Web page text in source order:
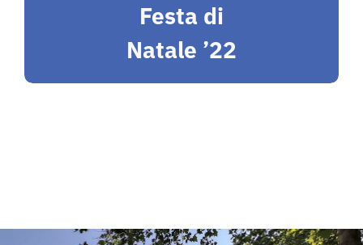
Festa di
Natale ’22